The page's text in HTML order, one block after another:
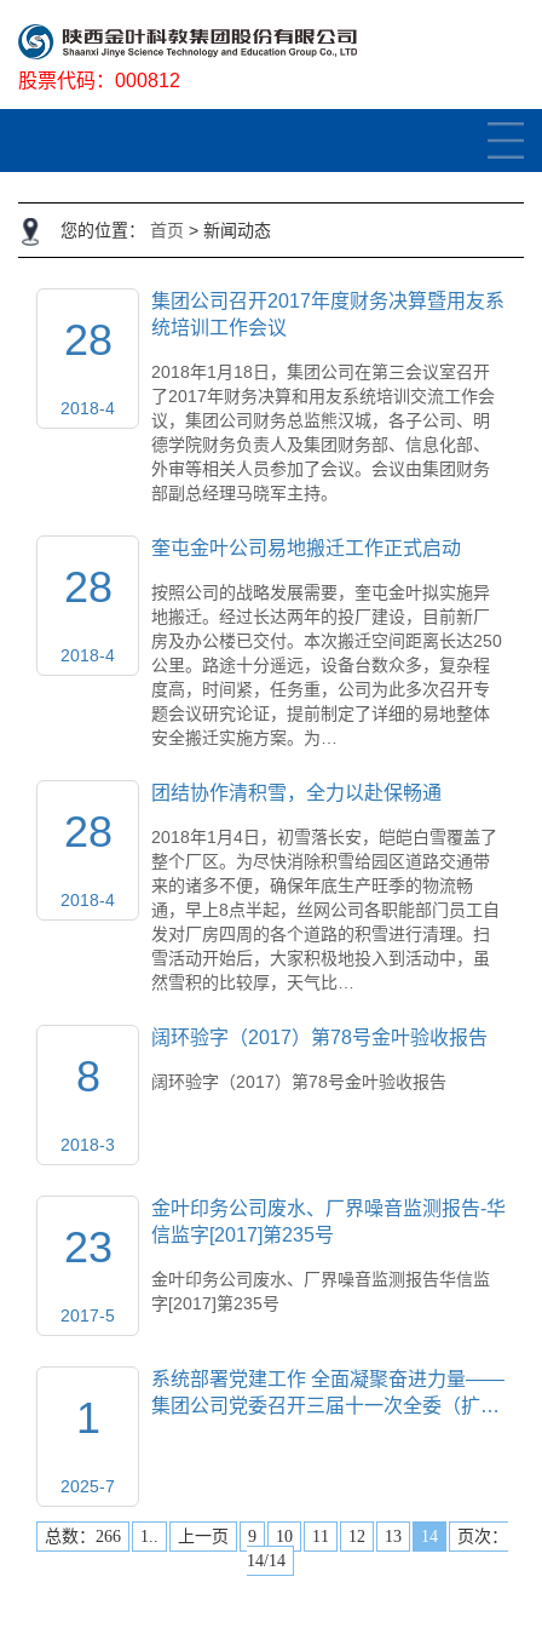
股票代码： 000812
您的位置： 首页 > 新闻动态
28
2018-4
集团公司召开2017年度财务决算暨用友系
统培训工作会议
2018年1月18日，集团公司在第三会议室召开
了2017年财务决算和用友系统培训交流工作会
议，集团公司财务总监熊汉城，各子公司、明
德学院财务负责人及集团财务部、信息化部、
外审等相关人员参加了会议。会议由集团财务
部副总经理马晓军主持。
28
2018-4
奎屯金叶公司易地搬迁工作正式启动
按照公司的战略发展需要，奎屯金叶拟实施异
地搬迁。经过长达两年的投厂建设，目前新厂
房及办公楼已交付。本次搬迁空间距离长达250
公里。路途十分遥远，设备台数众多，复杂程
度高，时间紧，任务重，公司为此多次召开专
题会议研究论证，提前制定了详细的易地整体
安全搬迁实施方案。为…
28
2018-4
团结协作清积雪，全力以赴保畅通
2018年1月4日，初雪落长安，皑皑白雪覆盖了
整个厂区。为尽快消除积雪给园区道路交通带
来的诸多不便，确保年底生产旺季的物流畅
通，早上8点半起，丝网公司各职能部门员工自
发对厂房四周的各个道路的积雪进行清理。扫
雪活动开始后，大家积极地投入到活动中，虽
然雪积的比较厚，天气比…
8
2018-3
阔环验字（2017）第78号金叶验收报告
阔环验字（2017）第78号金叶验收报告
23
2017-5
金叶印务公司废水、厂界噪音监测报告-华
信监字[2017]第235号
金叶印务公司废水、厂界噪音监测报告华信监
字[2017]第235号
1
2025-7
系统部署党建工作 全面凝聚奋进力量——
集团公司党委召开三届十一次全委（扩…
总数：266 1.. 上一页 9 10 11 12 13 14
页次：
14/14